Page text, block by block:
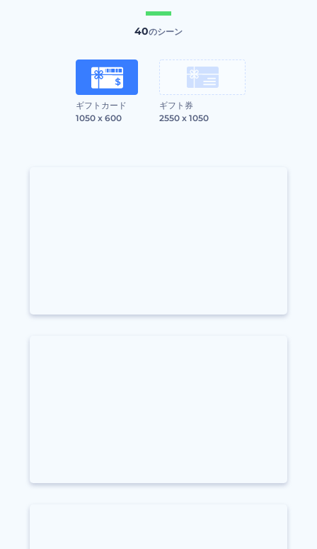
40のシーン
ギフトカード
1050 x 600
ギフト券
2550 x 1050